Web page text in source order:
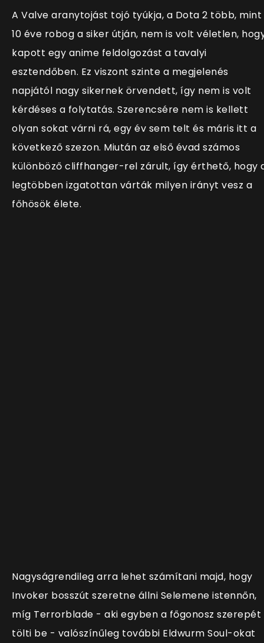
A Valve aranytojást tojó tyúkja, a Dota 2 több, mint
10 éve robog a siker útján, nem is volt véletlen,
kapott egy anime feldolgozást a tavalyi
esztendőben. Ez viszont szinte a megjelenés
napjától nagy sikernek örvendett, így nem is volt
kérdéses a folytatás. Szerencsére nem is kellett
olyan sokat várni rá, egy év sem telt és máris itt a
következő szezon. Miután az első évad számos
különböző cliffhanger-rel zárult, így érthető, hogy
legtöbben izgatottan várták milyen irányt vesz a
főhösök élete.
Nagyságrendileg arra lehet számítani majd, hogy
Invoker bosszút szeretne állni Selemene istennőn,
míg Terrorblade - aki egyben a főgonosz szerepét
tölti be - valószínűleg további Eldwurm Soul-okat